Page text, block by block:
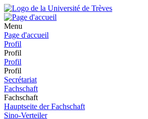
Menu
Page d'accueil
Profil
Profil
Profil
Profil
Secrétariat
Fachschaft
Fachschaft
Hauptseite der Fachschaft
Sino-Verteiler